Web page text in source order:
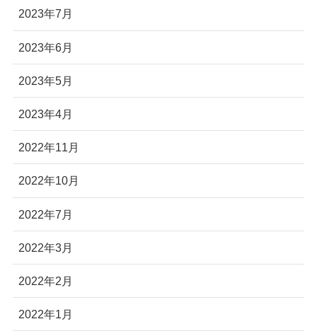
2023年7月
2023年6月
2023年5月
2023年4月
2022年11月
2022年10月
2022年7月
2022年3月
2022年2月
2022年1月